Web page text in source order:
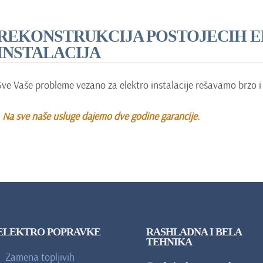
POSTOJECIH
Vaše probleme vezano za elektro instalacije rešavamo brzo
Na sve naše usluge dajemo dve godine garancije.
POPRAVKE
Zamena topljivih
RASHLADNA I BELA
TEHNIKA